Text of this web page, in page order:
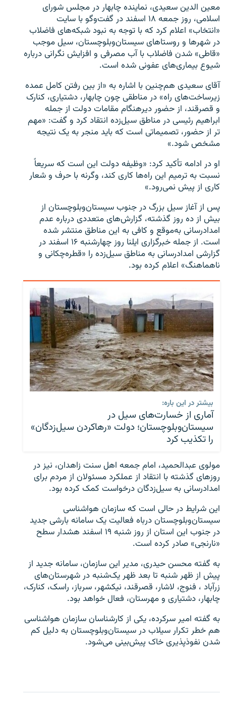
معین الدین سعیدی، نماینده چابهار در مجلس شورای
اسلامی، روز جمعه ۱۸ اسفند در گفت‌وگو با سایت
«انتخاب» اعلام کرد که با توجه به نبود شبکه‌های فاضلاب
در شهر‌ها و روستاهای سیستان‌وبلوچستان، سیل موجب
«قاطی» شدن فاضلاب با آب مصرفی و افزایش نگرانی درباره
شیوع بیماری‌های عفونی شده است.
آقای سعیدی هم‌چنین با اشاره به «از بین رفتن کامل عمده
زیرساخت‌های راه» در مناطقی چون چابهار، دشتیاری، کنارک
و قصرقند، از حضور دیرهنگام مقامات دولت از جمله
ابراهیم رئیسی در مناطق سیل‌زده انتقاد کرد و گفت: «مهم
تر از حضور، تصمیماتی است که باید منجر به یک نتیجه
مشخص شود.»
او در ادامه تأکید کرد: «وظیفه دولت این است که سریعاً
نسبت به ترمیم این راه‌ها کاری کند، وگرنه با حرف و شعار
کاری از پیش نمی‌رود.»
پس از آغاز سیل بزرگ در جنوب سیستان‌وبلوچستان از
بیش از ده روز گذشته، گزارش‌های متعددی درباره عدم
امدادرسانی به‌موقع و کافی به این مناطق منتشر شده
است. از جمله خبرگزاری ایلنا روز چهارشنبه ۱۶ اسفند در
گزارشی امدادرسانی به مناطق سیل‌زده را «قطره‌چکانی و
ناهماهنگ» اعلام کرده بود.
بیشتر در این باره:
آماری از خسارت‌های سیل در
سیستان‌و‌بلوچستان؛ دولت «رها‌کردن سیل‌زدگان»
را تکذیب کرد
مولوی عبدالحمید، امام جمعه اهل سنت زاهدان، نیز در
روزهای گذشته با انتقاد از عملکرد مسئولان از مردم برای
امدادرسانی به سیل‌زدگان درخواست کمک کرده بود.
این شرایط در حالی است که سازمان هواشناسی
سیستان‌وبلوچستان درباه فعالیت یک سامانه بارشی جدید
در جنوب این استان از روز شنبه ۱۹ اسفند هشدار سطح
«نارنجی» صادر کرده است.
به گفته محسن حیدری، مدیر این سازمان، سامانه جدید از
پیش از ظهر شنبه تا بعد ظهر یک‌شنبه در شهرستان‌های
زرآباد ، فنوج، لاشار، قصرقند، نیکشهر، سرباز، راسک، کنارک،
چابهار، دشتیاری و مهرستان، فعال خواهد بود.
به گفته امیر سرکرده، یکی از کارشناسان سازمان هواشناسی
هم خطر تکرار سیلاب در سیستان‌و‌بلوچستان به دلیل کم
شدن نفوذپذیری خاک پیش‌بینی می‌شود.